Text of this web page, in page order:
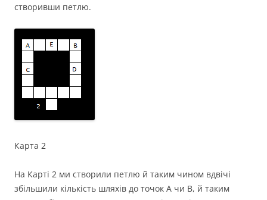
створивши петлю.
Карта 2
На Карті 2 ми створили петлю й таким чином вдвічі
збільшили кількість шляхів до точок A чи B, й таким